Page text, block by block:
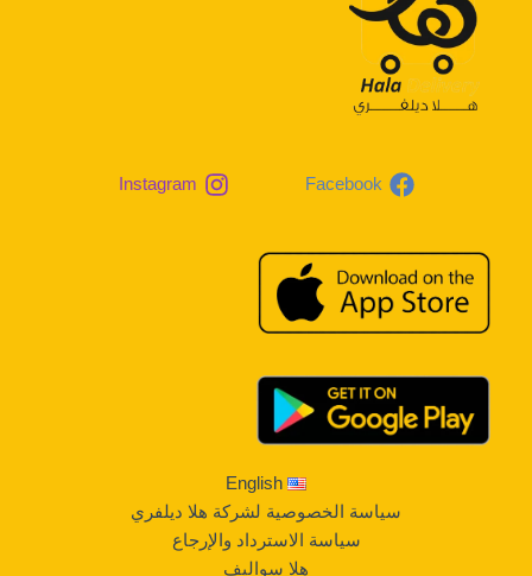
Facebook
Instagram
English
سياسة الخصوصية لشركة هلا ديلفري
سياسة الاسترداد والإرجاع
هلا سواليف